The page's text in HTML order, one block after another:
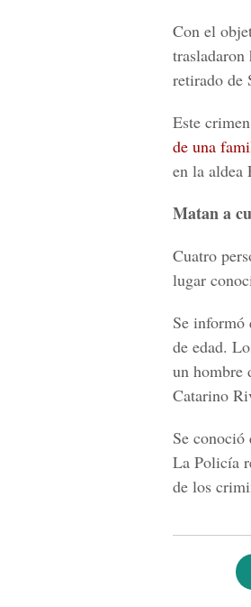
Con el
trasladaron
retirado de
Este
de una
en la aldea
Matan a
Cuatro
lugar
Se informó
de edad.
un hombre
Catarino
Se conoció
La Policía
de los